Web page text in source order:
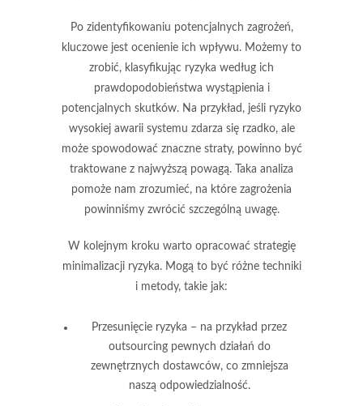
Po zidentyfikowaniu potencjalnych zagrożeń,
kluczowe jest ocenienie ich wpływu. Możemy to
zrobić, klasyfikując ryzyka według ich
prawdopodobieństwa wystąpienia i
potencjalnych skutków. Na przykład, jeśli ryzyko
wysokiej awarii systemu zdarza się rzadko, ale
może spowodować znaczne straty, powinno być
traktowane z najwyższą powagą. Taka analiza
pomoże nam zrozumieć, na które zagrożenia
powinniśmy zwrócić szczególną uwagę.
W kolejnym kroku warto opracować strategię
minimalizacji ryzyka. Mogą to być różne techniki
i metody, takie jak:
Przesunięcie ryzyka – na przykład przez
outsourcing pewnych działań do
zewnętrznych dostawców, co zmniejsza
naszą odpowiedzialność.